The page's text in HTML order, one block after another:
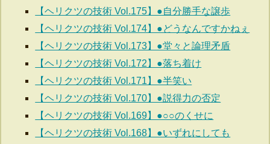
【ヘリクツの技術 Vol.175】●自分勝手な譲歩
【ヘリクツの技術 Vol.174】●どうなんですかねぇ
【ヘリクツの技術 Vol.173】●堂々と論理矛盾
【ヘリクツの技術 Vol.172】●落ち着け
【ヘリクツの技術 Vol.171】●半笑い
【ヘリクツの技術 Vol.170】●説得力の否定
【ヘリクツの技術 Vol.169】●○○のくせに
【ヘリクツの技術 Vol.168】●いずれにしても